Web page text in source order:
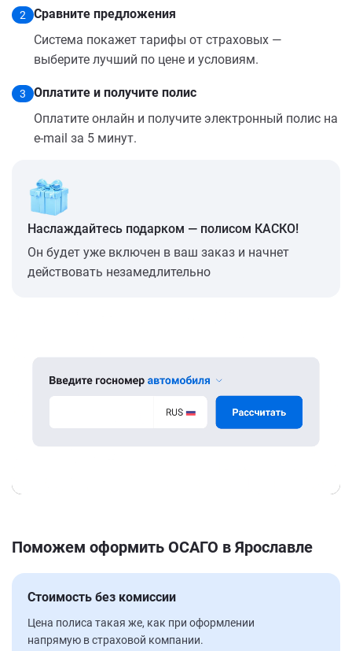
2
Сравните предложения
Система покажет тарифы от страховых —
выберите лучший по цене и условиям.
3
Оплатите и получите полис
Оплатите онлайн и получите электронный полис на
e-mail за 5 минут.
Наслаждайтесь подарком — полисом КАСКО!
Он будет уже включен в ваш заказ и начнет
действовать незамедлительно
Поможем оформить ОСАГО в Ярославле
Стоимость без комиссии
Цена полиса такая же, как при оформлении
напрямую в страховой компании.